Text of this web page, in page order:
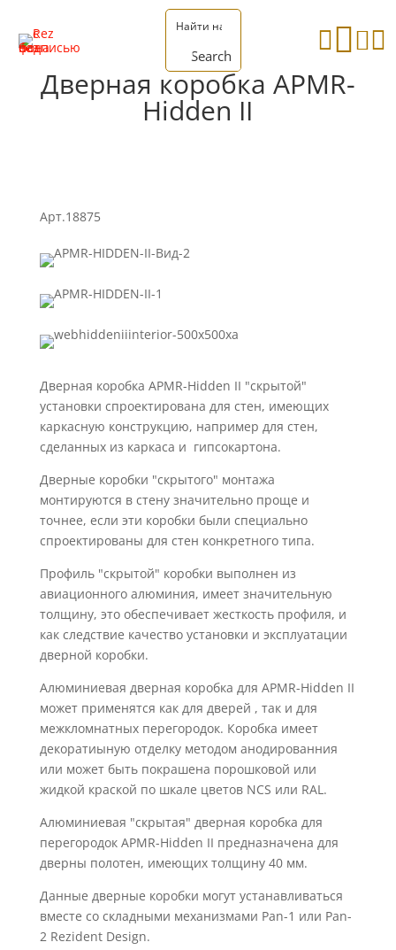
Search

Дверная коробка APMR-
Hidden II
Арт.18875
Дверная коробка APMR-Hidden II "скрытой"
установки спроектирована для стен, имеющих
каркасную конструкцию, например для стен,
сделанных из каркаса и гипсокартона.
Дверные коробки "скрытого" монтажа
монтируются в стену значительно проще и
точнее, если эти коробки были специально
спроектированы для стен конкретного типа.
Профиль "скрытой" коробки выполнен из
авиационного алюминия, имеет значительную
толщину, это обеспечивает жесткость профиля, и
как следствие качество установки и эксплуатации
дверной коробки.
Алюминиевая дверная коробка для APMR-Hidden II
может применятся как для дверей , так и для
межкломнатных перегородок. Коробка имеет
декоратиыную отделку методом анодированния
или может быть покрашена порошковой или
жидкой краской по шкале цветов NCS или RAL.
Алюминиевая "скрытая" дверная коробка для
перегородок APMR-Hidden II предназначена для
дверны полотен, имеющих толщину 40 мм.
Данные дверные коробки могут устанавливаться
вместе со складными механизмами Pan-1 или Pan-
2 Rezident Design.